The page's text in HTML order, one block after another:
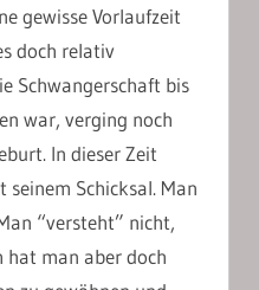
gewisse Vorlaufzeit
doch relativ
Schwangerschaft bis
war, verging noch
In dieser Zeit
Schicksal. Man
“versteht” nicht,
hat man aber doch